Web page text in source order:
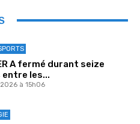
A fermé durant seize
entre les...
à 15h06